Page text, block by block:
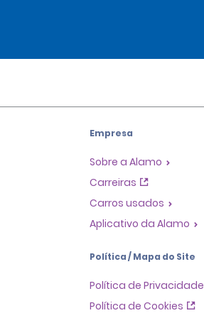
Empresa
Sobre a Alamo
Carreiras
Carros usados
Aplicativo da Alamo
Política / Mapa do Site
Política de Privacidade
Política de Cookies